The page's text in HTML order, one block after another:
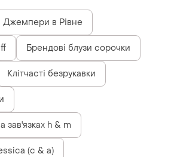
Джемпери в Рівне
Брендові блузи сорочки
Клітчасті безрукавки
зав'язках h & m
(c & a)